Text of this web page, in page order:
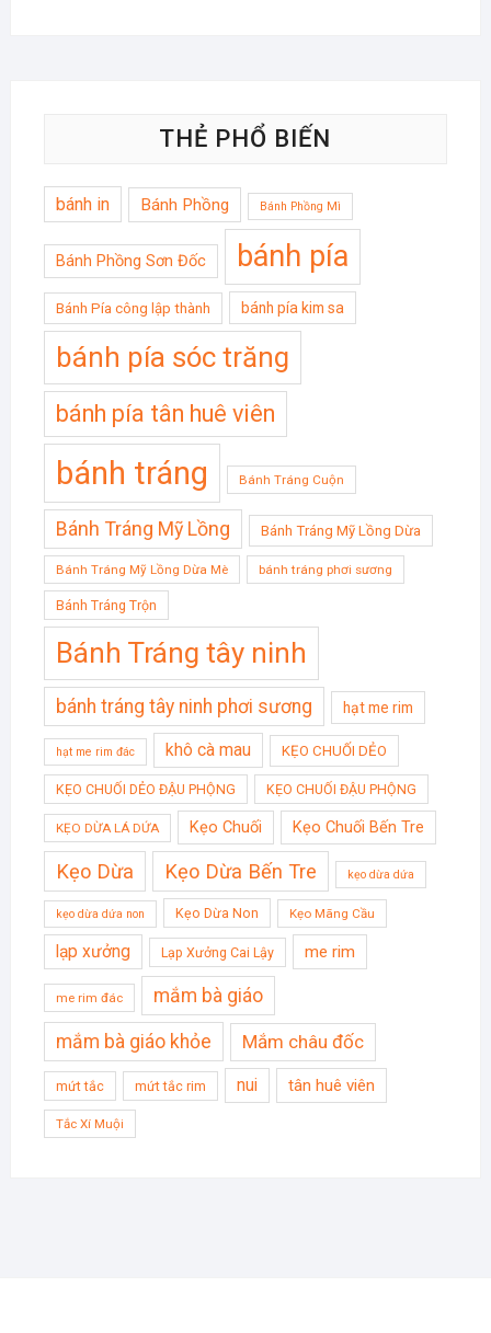
THẺ PHỔ BIẾN
bánh in Bánh Phồng Bánh Phồng Mì
Bánh Phồng Sơn Đốc bánh pía
Bánh Pía công lập thành bánh pía kim sa
bánh pía sóc trăng
bánh pía tân huê viên
bánh tráng Bánh Tráng Cuộn
Bánh Tráng Mỹ Lồng Bánh Tráng Mỹ Lồng Dừa
Bánh Tráng Mỹ Lồng Dừa Mè bánh tráng phơi sương
Bánh Tráng Trộn
Bánh Tráng tây ninh
bánh tráng tây ninh phơi sương hạt me rim
hạt me rim đác khô cà mau KẸO CHUỐI DẺO
KẸO CHUỐI DẺO ĐẬU PHỘNG KẸO CHUỐI ĐẬU PHỘNG
KẸO DỪA LÁ DỨA Kẹo Chuối Kẹo Chuối Bến Tre
Kẹo Dừa Kẹo Dừa Bến Tre kẹo dừa dứa
kẹo dừa dứa non Kẹo Dừa Non Kẹo Mãng Cầu
lạp xưởng Lạp Xưởng Cai Lậy me rim
me rim đác mắm bà giáo
mắm bà giáo khỏe Mắm châu đốc
mứt tắc mứt tắc rim nui tân huê viên
Tắc Xí Muội